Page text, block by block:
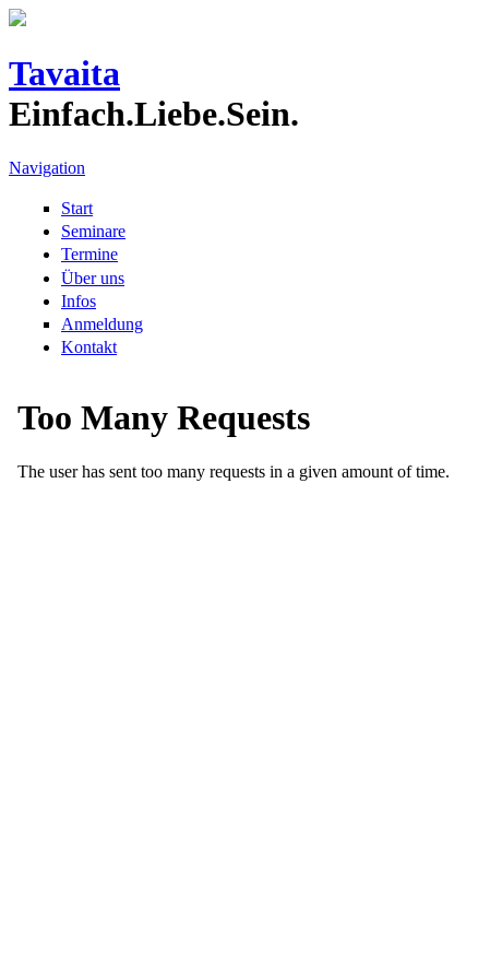
Direkt zum Inhalt
Tavaita
Einfach.Liebe.Sein.
Navigation
Start
Seminare
Termine
Über uns
Infos
Anmeldung
Kontakt